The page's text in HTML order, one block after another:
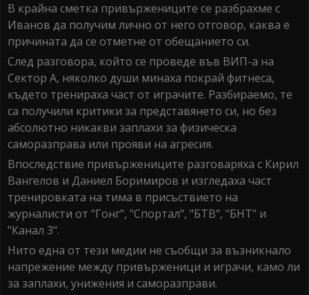
В крайна сметка привържениците се разбрахме с
Иванов да получим лично от него отговор, каква е
причината да се отметне от обещанието си.
След разговора, който се проведе във ВИП-а на
Сектор А, няколко души минаха покрай фитнеса,
където тренираха част от играчите. Разбираемо, те
са получили критики за представянето си, но без
абсолютно никакви заплахи за физическа
саморазправа или прояви на агресия.
Впоследствие привържениците разговаряха с Кирил
Вангелов и Даниел Боримиров и изгледаха част
тренировката на тима в присъствието на
журналисти от "Гонг", "Спортал", "БТВ", "БНТ" и
"Канал 3".
Нито една от тези медии не съобщи за възникнало
напрежение между привърженици и играчи, камо ли
за заплахи, унижения и саморазправи.